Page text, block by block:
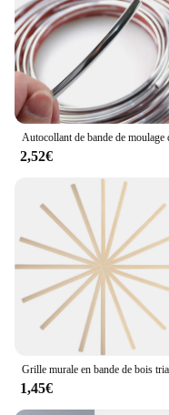
2,52€
1,45€